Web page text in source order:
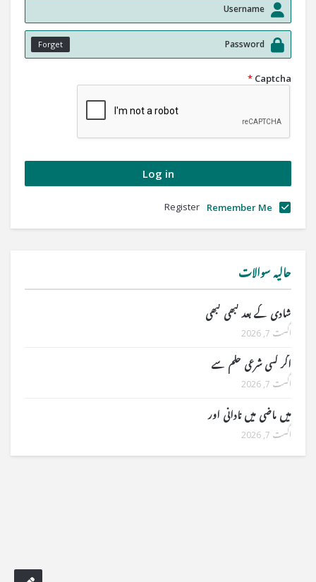
Forget
Captcha
*
Remember Me
Register
حالیہ سوالات
شادی کے بعد کبھی کبھی
اگست 7, 2026
اگر کسی شرعی حکم سے
اگست 7, 2026
میں ماضی میں نادانی اور
اگست 7, 2026